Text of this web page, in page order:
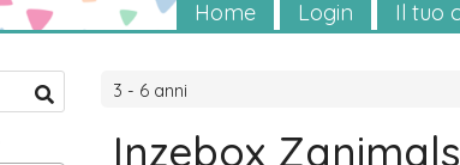
Home Login Il tuo
3 - 6 anni
Inzebox Zanimals